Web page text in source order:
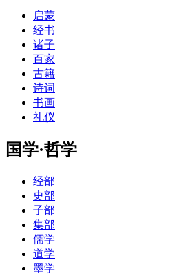
启蒙
经书
诸子
百家
古籍
诗词
书画
礼仪
国学·哲学
经部
史部
子部
集部
儒学
道学
墨学